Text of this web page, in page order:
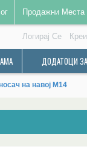
Продажни Места
Логирај Се
ДОДАТОЦИ ЗА
на навој М14